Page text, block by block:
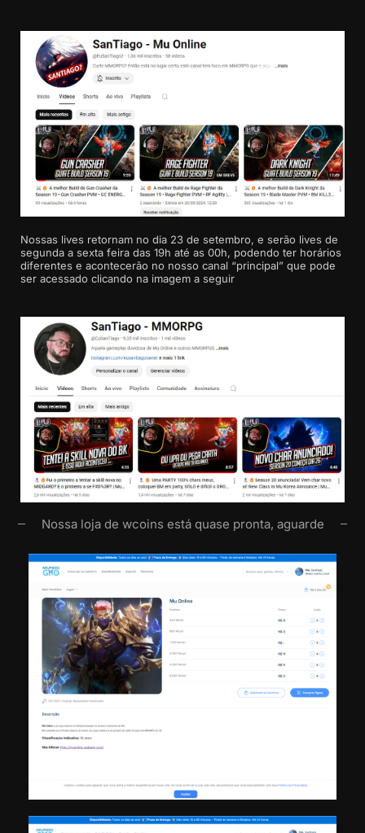
Nossas lives retornam no dia 23 de setembro, e serão lives de
segunda a sexta feira das 19h até as 00h, podendo ter horários
diferentes e acontecerão no nosso canal “principal” que pode
ser acessado clicando na imagem a seguir
Nossa loja de wcoins está quase pronta, aguarde